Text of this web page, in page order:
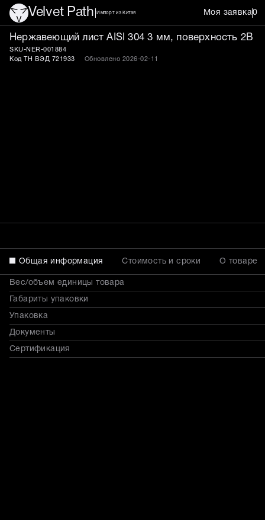
Velvet Path Импорт из Китая Моя заявка0
Лист нержавеющий AISI
Нержавеющий лист AISI 304 3 мм, поверхность 2B
SKU-NER-001884
Код ТН ВЭД 721933
Обновлено 2026-02-11
Общая информация Стоимость и сроки О товаре
Вес/объем единицы товара
Габариты упаковки
Упаковка
Документы
Сертификация